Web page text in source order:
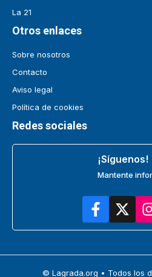
La 21
Otros enlaces
Sobre nosotros
Contacto
Aviso legal
Política de cookies
Redes sociales
¡Síguenos!
Mantente
© Lagrada.org • Todos los